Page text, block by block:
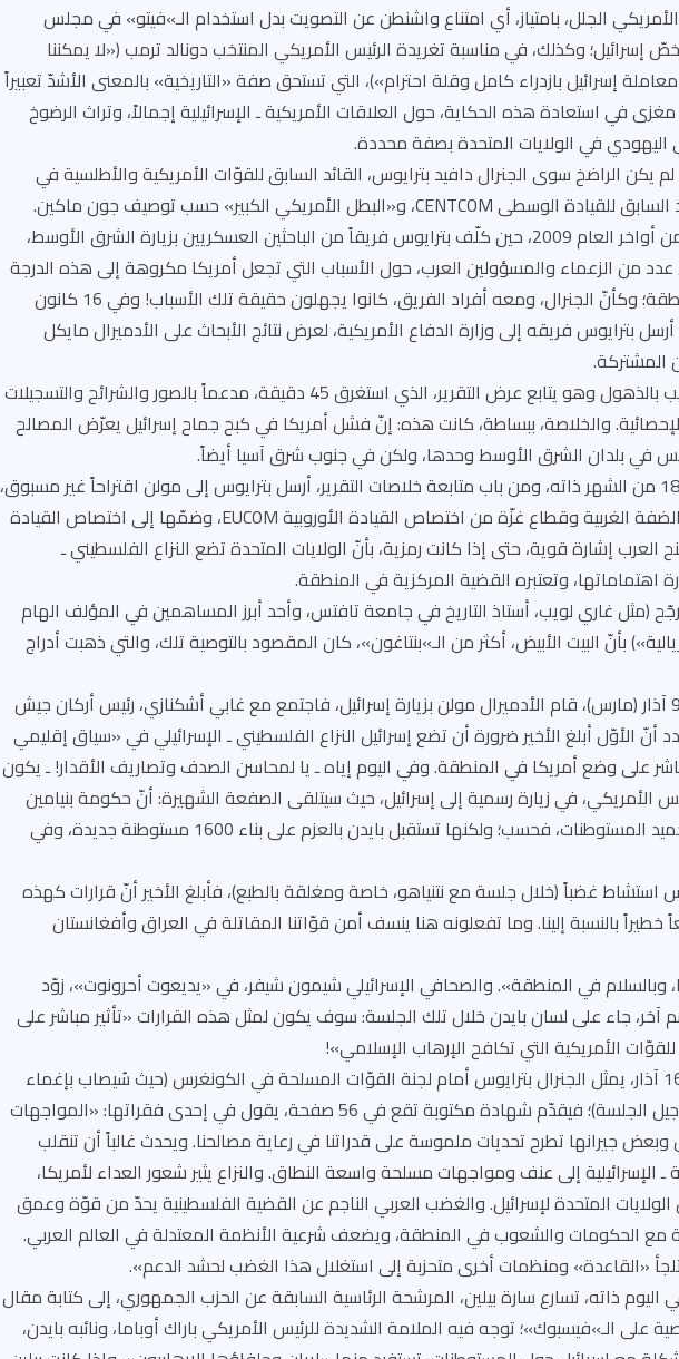
الجلل، بامتياز، أي امتناع واشنطن عن التصويت بدل استخدام الـ»فيتو» في مجلس
إسرائيل؛ وكذلك، في مناسبة تغريدة الرئيس الأمريكي المنتخب دونالد ترمب («لا يمكننا
إسرائيل بازدراء كامل وقلة احترام»)، التي تستحق صفة «التاريخية» بالمعنى الأشدّ تعبيراً
في استعادة هذه الحكاية، حول العلاقات الأمريكية ـ الإسرائيلية إجمالاً، وتراث الرضوخ
في الولايات المتحدة بصفة محددة.
يكن الراضخ سوى الجنرال دافيد بترايوس، القائد السابق للقوّات الأمريكية والأطلسية في
أفغانستان، والقائد السابق للقيادة الوسطى CENTCOM، و«البطل الأمريكي الكبير» حسب توصيف جون ماكين.
الفصل الأول يبدأ من أواخر العام 2009، حين كلّف بترايوس فريقاً من الباحثين العسكريين بزيارة الشرق الأوسط،
عدد من الزعماء والمسؤولين العرب، حول الأسباب التي تجعل أمريكا مكروهة إلى هذه الدرجة
في أنظار أبناء المنطقة؛ وكأنّ الجنرال، ومعه أفراد الفريق، كانوا يجهلون حقيقة تلك الأسباب! وفي 16 كانون
(يناير) 2010، أرسل بترايوس فريقه إلى وزارة الدفاع الأمريكية، لعرض نتائج الأبحاث على الأدميرال مايكل
المشتركة.
وقيل إنّ الأخير أُصيب بالذهول وهو يتابع عرض التقرير، الذي استغرق 45 دقيقة، مدعماً بالصور والشرائح والتسجيلات
الإحصائية. والخلاصة، ببساطة، كانت هذه: إنّ فشل أمريكا في كبح جماح إسرائيل يعرّض المصالح
ليس في بلدان الشرق الأوسط وحدها، ولكن في جنوب شرق آسيا أيضاً.
الفصل الثاني: في 18 من الشهر ذاته، ومن باب متابعة خلاصات التقرير، أرسل بترايوس إلى مولن اقتراحاً غير مسبوق،
يوصي فيه بسحب الضفة الغربية وقطاع غزّة من اختصاص القيادة الأوروبية EUCOM، وضمّها إلى اختصاص القيادة
إشارة قوية، حتى إذا كانت رمزية، بأنّ الولايات المتحدة تضع النزاع الفلسطيني ـ
اهتماماتها، وتعتبره القضية المركزية في المنطقة.
(مثل غاري لويب، أستاذ التاريخ في جامعة تافتس، وأحد أبرز المساهمين في المؤلف الهام
بأنّ البيت الأبيض، أكثر من الـ»بنتاغون»، كان المقصود بالتوصية تلك، والتي ذهبت أدراج
الفصل الثالث: في 9 آذار (مارس)، قام الأدميرال مولن بزيارة إسرائيل، فاجتمع مع غابي أشكنازي، رئيس أركان جيش
أنّ الأوّل أبلغ الأخير ضرورة أن تضع إسرائيل النزاع الفلسطيني ـ الإسرائيلي في «سياق إقليمي
على وضع أمريكا في المنطقة. وفي اليوم إياه ـ يا لمحاسن الصدف وتصاريف الأقدار! ـ يكون
الأمريكي، في زيارة رسمية إلى إسرائيل، حيث سيتلقى الصفعة الشهيرة: أنّ حكومة بنيامين
نتنياهو لا ترفض تجميد المستوطنات، فحسب؛ ولكنها تستقبل بايدن بالعزم على بناء 1600 مستوطنة جديدة، وفي
استشاط غضباً (خلال جلسة مع نتنياهو، خاصة ومغلقة بالطبع)، فأبلغ الأخير أنّ قرارات كهذه
بالنسبة إلينا. وما تفعلونه هنا ينسف أمن قوّاتنا المقاتلة في العراق وأفغانستان
وبالسلام في المنطقة». والصحافي الإسرائيلي شيمون شيفر، في «يديعوت أحرونوت»، زوّد
آخر، جاء على لسان بايدن خلال تلك الجلسة: سوف يكون لمثل هذه القرارات «تأثير مباشر على
الأمريكية التي تكافح الإرهاب الإسلامي»!
الفصل الرابع: في 16 آذار، يمثل الجنرال بترايوس أمام لجنة القوّات المسلحة في الكونغرس (حيث سُيصاب بإغماء
مؤقت، استدعى تاجيل الجلسة)؛ فيقدّم شهادة مكتوبة تقع في 56 صفحة، يقول في إحدى فقراتها: «المواجهات
وبعض جيرانها تطرح تحديات ملموسة على قدراتنا في رعاية مصالحنا. ويحدث غالباً أن تنقلب
ـ الإسرائيلية إلى عنف ومواجهات مسلحة واسعة النطاق. والنزاع يثير شعور العداء لأمريكا،
المتحدة لإسرائيل. والغضب العربي الناجم عن القضية الفلسطينية يحدّ من قوّة وعمق
مع الحكومات والشعوب في المنطقة، ويضعف شرعية الأنظمة المعتدلة في العالم العربي.
«القاعدة» ومنظمات أخرى متحزبة إلى استغلال هذا الغضب لحشد الدعم».
ذاته، تسارع سارة بيلين، المرشحة الرئاسية السابقة عن الحزب الجمهوري، إلى كتابة مقال
الـ»فيسبوك»؛ توجه فيه الملامة الشديدة للرئيس الأمريكي باراك أوباما، ونائبه بايدن،